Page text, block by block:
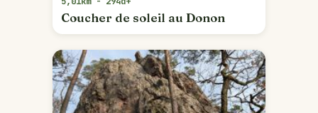
Coucher de soleil au Donon